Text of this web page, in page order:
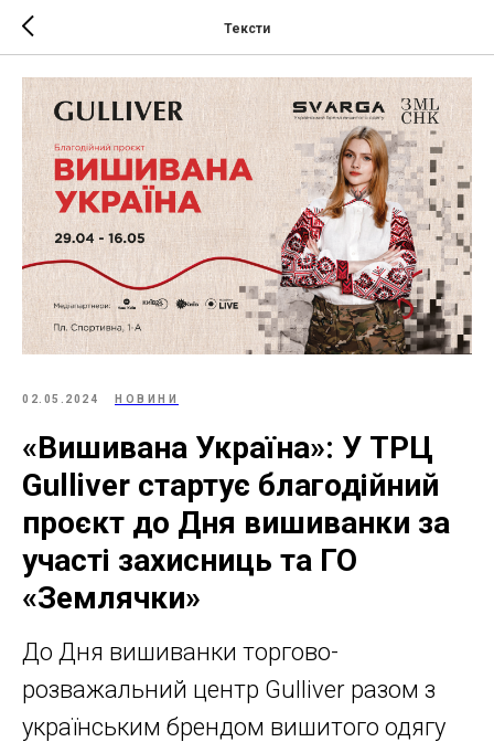
Тексти
02.05.2024 НОВИНИ
«Вишивана Україна»: У ТРЦ
Gulliver стартує благодійний
проєкт до Дня вишиванки за
участі захисниць та ГО
«Землячки»
До Дня вишиванки торгово-
розважальний центр Gulliver разом з
українським брендом вишитого одягу